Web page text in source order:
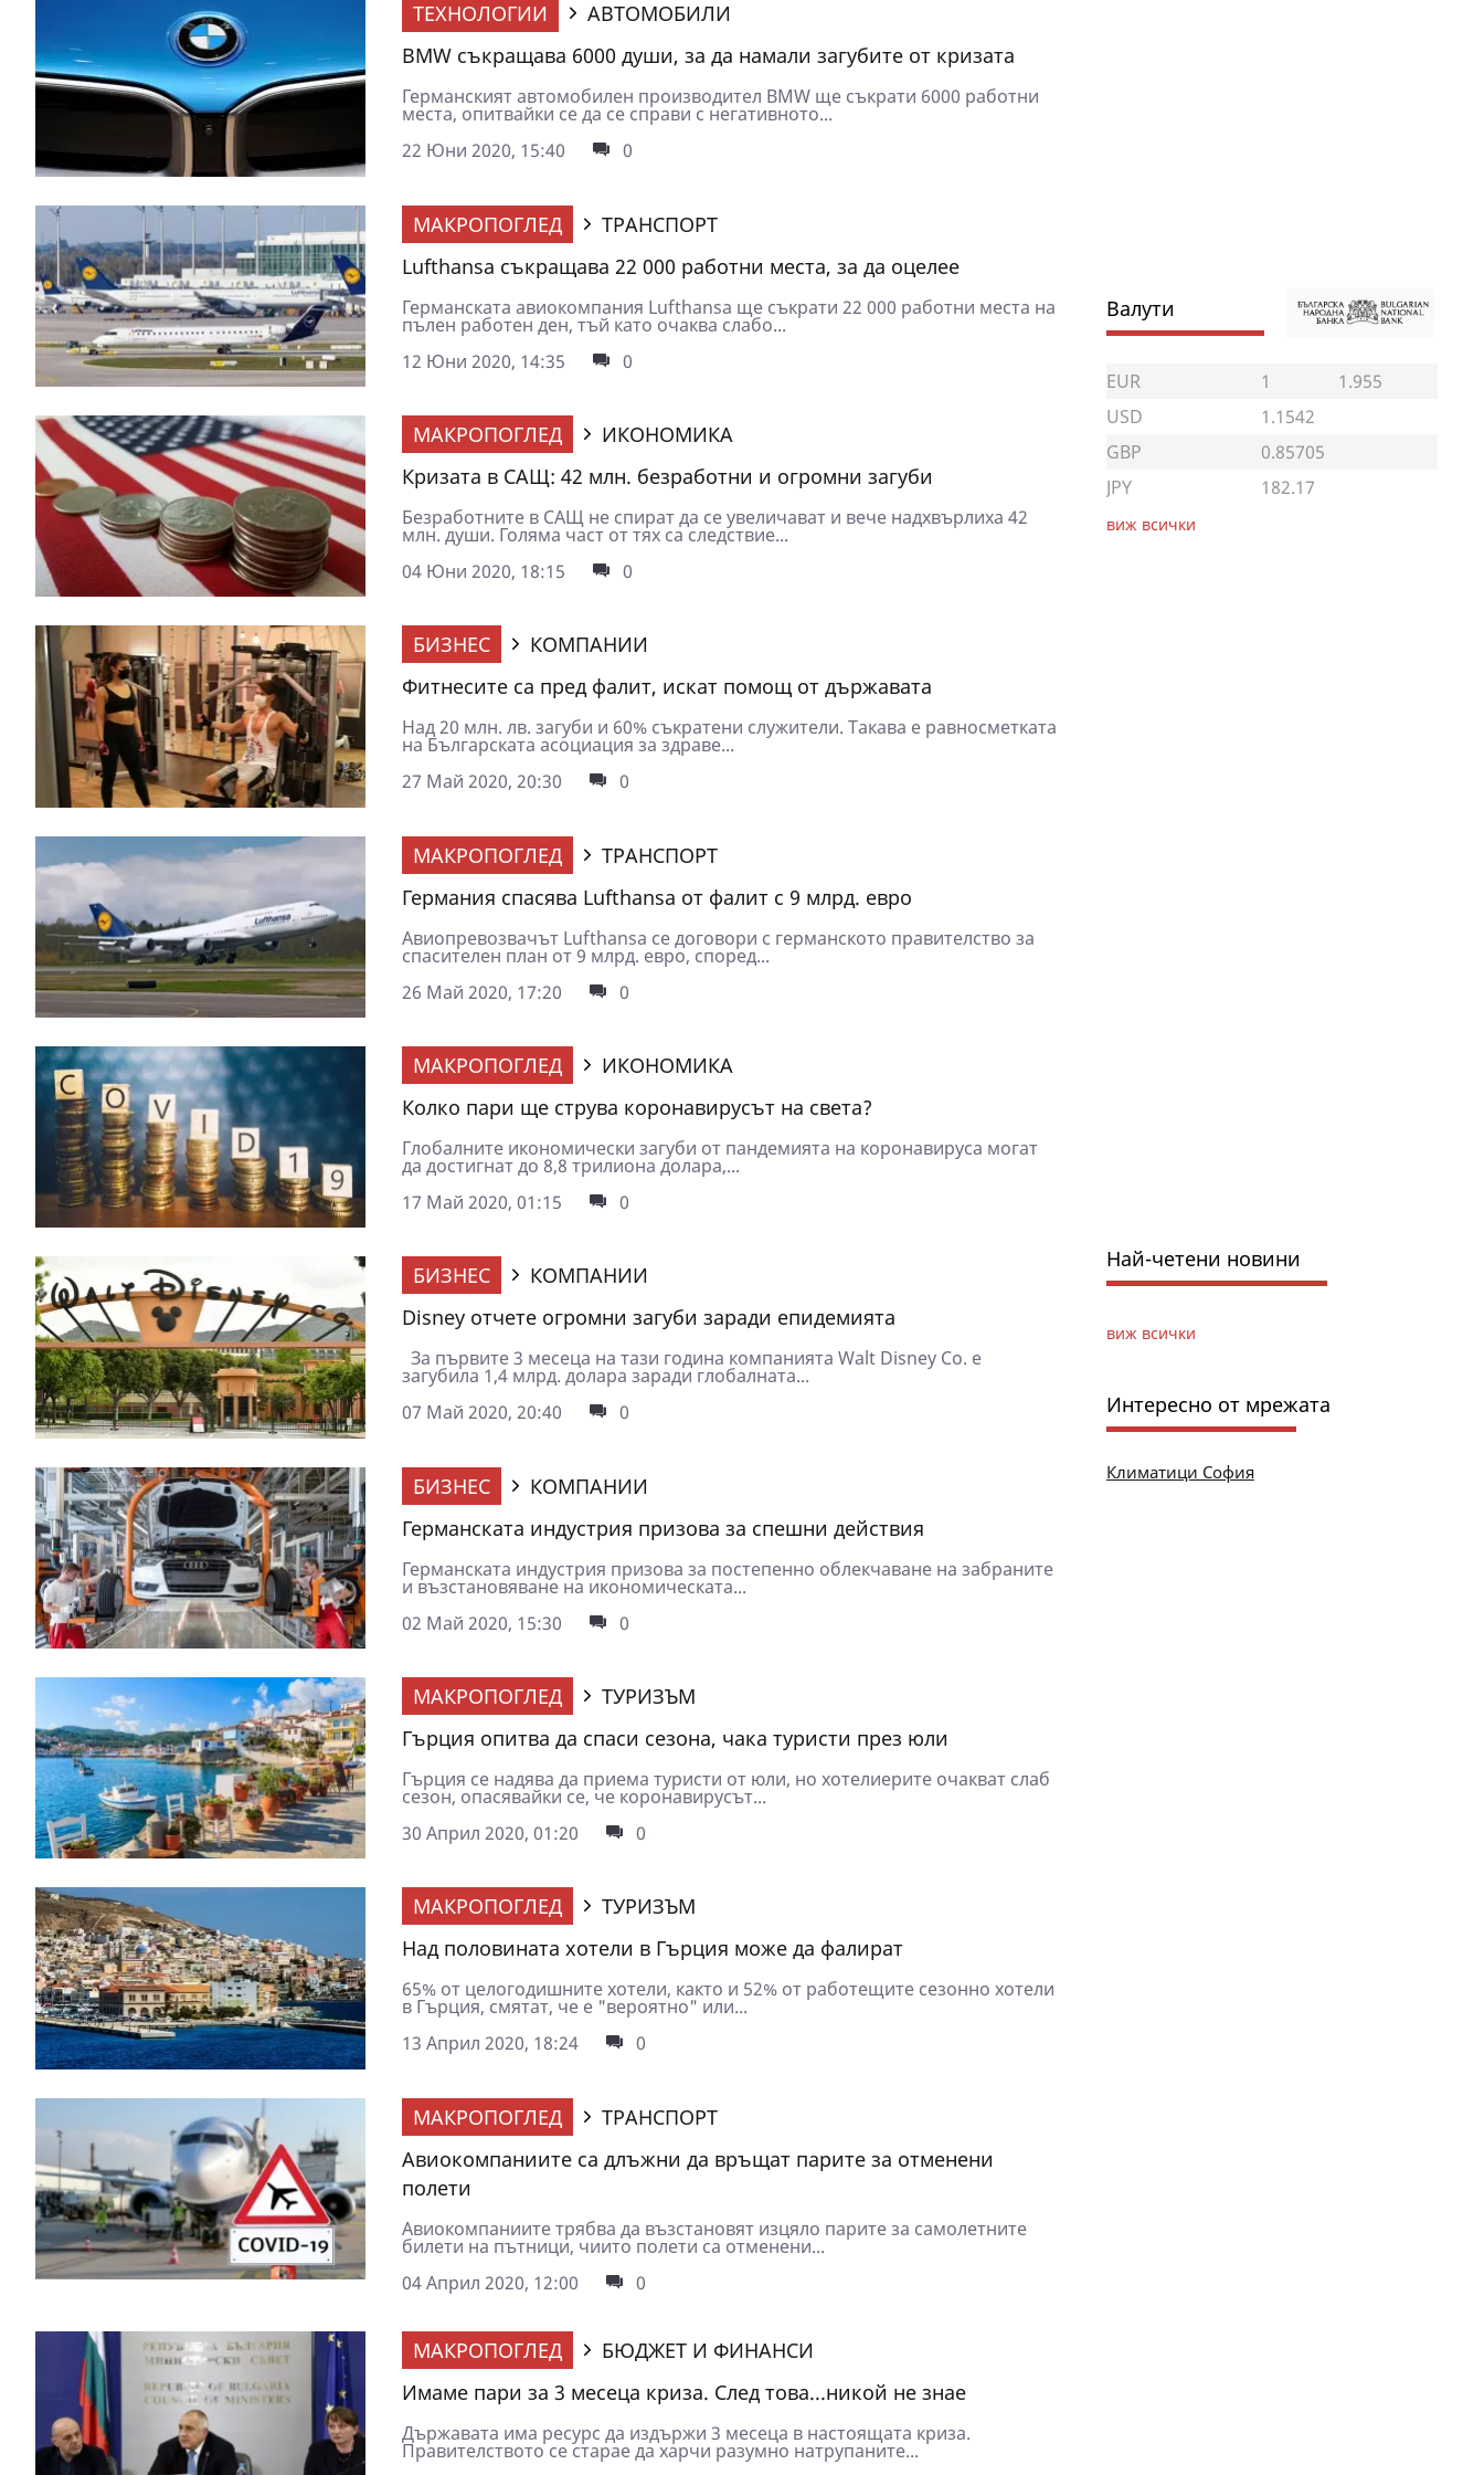
ТЕХНОЛОГИИ
АВТОМОБИЛИ
BMW съкращава 6000 души, за да намали загубите от кризата
Германският автомобилен производител BMW ще съкрати 6000 работни
места, опитвайки се да се справи с негативното...
22 Юни 2020, 15:40
0
МАКРОПОГЛЕД
ТРАНСПОРТ
Lufthansa съкращава 22 000 работни места, за да оцелее
Германската авиокомпания Lufthansa ще съкрати 22 000 работни места на
пълен работен ден, тъй като очаква слабо...
12 Юни 2020, 14:35
0
МАКРОПОГЛЕД
ИКОНОМИКА
Кризата в САЩ: 42 млн. безработни и огромни загуби
Безработните в САЩ не спират да се увеличават и вече надхвърлиха 42
млн. души. Голяма част от тях са следствие...
04 Юни 2020, 18:15
0
БИЗНЕС
КОМПАНИИ
Фитнесите са пред фалит, искат помощ от държавата
Над 20 млн. лв. загуби и 60% съкратени служители. Такава е равносметката
на Българската асоциация за здраве...
27 Май 2020, 20:30
0
МАКРОПОГЛЕД
ТРАНСПОРТ
Германия спасява Lufthansa от фалит с 9 млрд. евро
Авиопревозвачът Lufthansa се договори с германското правителство за
спасителен план от 9 млрд. евро, според...
26 Май 2020, 17:20
0
МАКРОПОГЛЕД
ИКОНОМИКА
Колко пари ще струва коронавирусът на света?
Глобалните икономически загуби от пандемията на коронавируса могат
да достигнат до 8,8 трилиона долара,...
17 Май 2020, 01:15
0
БИЗНЕС
КОМПАНИИ
Disney отчете огромни загуби заради епидемията
За първите 3 месеца на тази година компанията Walt Disney Co. е
загубила 1,4 млрд. долара заради глобалната...
07 Май 2020, 20:40
0
БИЗНЕС
КОМПАНИИ
Германската индустрия призова за спешни действия
Германската индустрия призова за постепенно облекчаване на забраните
и възстановяване на икономическата...
02 Май 2020, 15:30
0
МАКРОПОГЛЕД
ТУРИЗЪМ
Гърция опитва да спаси сезона, чака туристи през юли
Гърция се надява да приема туристи от юли, но хотелиерите очакват слаб
сезон, опасявайки се, че коронавирусът...
30 Април 2020, 01:20
0
МАКРОПОГЛЕД
ТУРИЗЪМ
Над половината хотели в Гърция може да фалират
65% от целогодишните хотели, както и 52% от работещите сезонно хотели
в Гърция, смятат, че е "вероятно" или...
13 Април 2020, 18:24
0
МАКРОПОГЛЕД
ТРАНСПОРТ
Авиокомпаниите са длъжни да връщат парите за отменени
полети
Авиокомпаниите трябва да възстановят изцяло парите за самолетните
билети на пътници, чиито полети са отменени...
04 Април 2020, 12:00
0
МАКРОПОГЛЕД
БЮДЖЕТ И ФИНАНСИ
Имаме пари за 3 месеца криза. След това...никой не знае
Държавата има ресурс да издържи 3 месеца в настоящата криза.
Правителството се старае да харчи разумно натрупаните...
Валути
EUR 1
1.955
USD
1.1542
GBP
0.85705
JPY
182.17
виж всички
Най-четени новини
виж всички
Интересно от мрежата
Климатици София